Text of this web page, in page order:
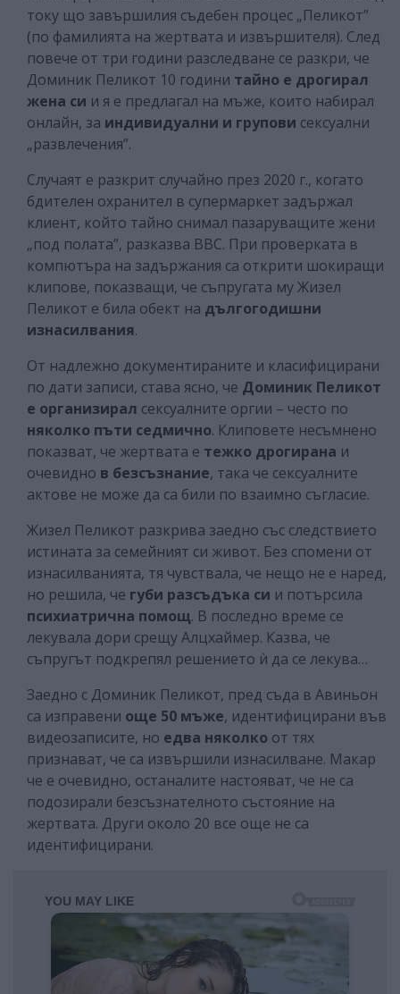
току що завършилия съдебен процес „Пеликот”
(по фамилията на жертвата и извършителя). След
повече от три години разследване се разкри, че
Доминик Пеликот 10 години тайно е дрогирал
жена си и я е предлагал на мъже, които набирал
онлайн, за индивидуални и групови сексуални
„развлечения”.
Случаят е разкрит случайно през 2020 г., когато
бдителен охранител в супермаркет задържал
клиент, който тайно снимал пазаруващите жени
„под полата”, разказва ВВС. При проверката в
компютъра на задържания са открити шокиращи
клипове, показващи, че съпругата му Жизел
Пеликот е била обект на дългогодишни
изнасилвания.
От надлежно документираните и класифицирани
по дати записи, става ясно, че Доминик Пеликот
е организирал сексуалните оргии – често по
няколко пъти седмично. Клиповете несъмнено
показват, че жертвата е тежко дрогирана и
очевидно в безсъзнание, така че сексуалните
актове не може да са били по взаимно съгласие.
Жизел Пеликот разкрива заедно със следствието
истината за семейният си живот. Без спомени от
изнасилванията, тя чувствала, че нещо не е наред,
но решила, че губи разсъдъка си и потърсила
психиатрична помощ. В последно време се
лекувала дори срещу Алцхаймер. Казва, че
съпругът подкрепял решението ѝ да се лекува…
Заедно с Доминик Пеликот, пред съда в Авиньон
са изправени още 50 мъже, идентифицирани във
видеозаписите, но едва няколко от тях
признават, че са извършили изнасилване. Макар
че е очевидно, останалите настояват, че не са
подозирали безсъзнателното състояние на
жертвата. Други около 20 все още не са
идентифицирани.